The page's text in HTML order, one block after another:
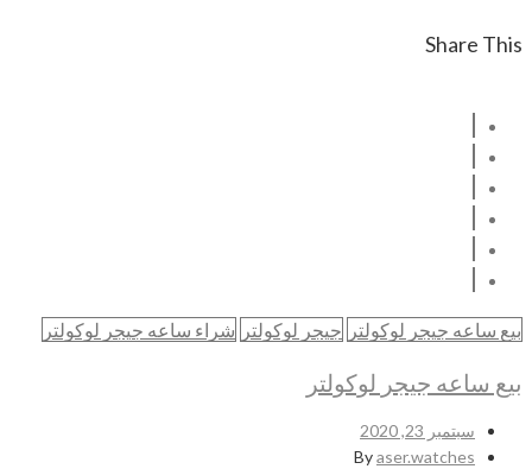
Share This
بيع ساعه جيجر لوكولتر جيجر لوكولتر شراء ساعه جيجر لوكولتر
بيع ساعه جيجر لوكولتر
سبتمبر 23, 2020
Byaser.watches